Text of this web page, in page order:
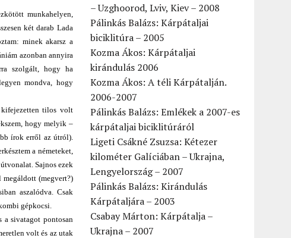
munkahelyen,
két darab Lada
minek akarsz a
azonban annyira
szolgált, hogy ha
mondva, hogy
kifejezetten tilos volt
hogy melyik –
írok erről az útról).
a németeket,
Sajnos ezek
(megvert?)
aszalódva. Csak
gépkocsi.
a sivatagot pontosan
volt és az utak
– Uzghoorod, Lviv, Kiev – 2008
Pálinkás Balázs: Kárpátaljai
biciklitúra – 2005
Kozma Ákos: Kárpátaljai
kirándulás 2006
Kozma Ákos: A téli Kárpátalján.
2006-2007
Pálinkás Balázs: Emlékek a 2007-es
kárpátaljai biciklitúráról
Ligeti Csákné Zsuzsa: Kétezer
kilométer Galíciában – Ukrajna,
Lengyelország – 2007
Pálinkás Balázs: Kirándulás
Kárpátaljára – 2003
Csabay Márton: Kárpátalja –
Ukrajna – 2007